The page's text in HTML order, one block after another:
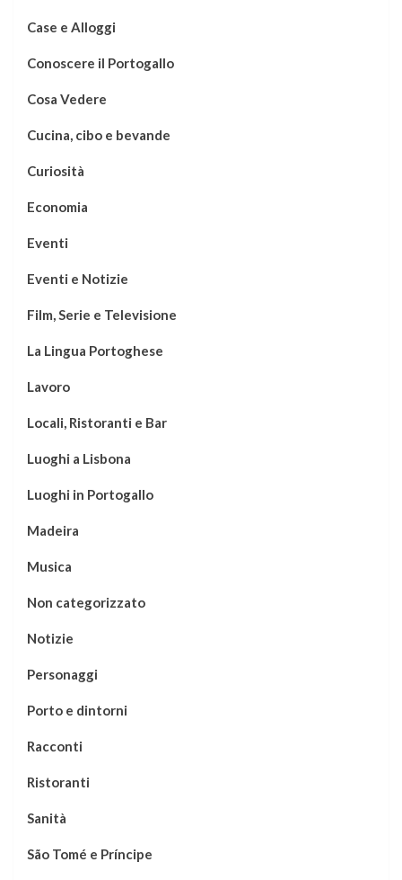
Case e Alloggi
Conoscere il Portogallo
Cosa Vedere
Cucina, cibo e bevande
Curiosità
Economia
Eventi
Eventi e Notizie
Film, Serie e Televisione
La Lingua Portoghese
Lavoro
Locali, Ristoranti e Bar
Luoghi a Lisbona
Luoghi in Portogallo
Madeira
Musica
Non categorizzato
Notizie
Personaggi
Porto e dintorni
Racconti
Ristoranti
Sanità
São Tomé e Príncipe